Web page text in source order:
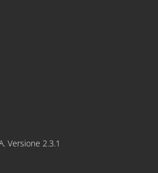
Versione 2.3.1